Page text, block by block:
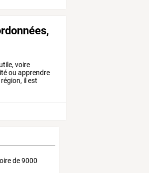
utile,voire
ou apprendre
région, il est
de 9000